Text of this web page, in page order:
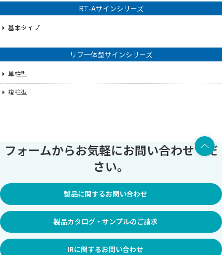
RT-Aサインシリーズ
基本タイプ
リブ一体型サインシリーズ
単柱型
複柱型
フォームからお気軽にお問い合わせくだ
さい。
製品に関するお問い合わせ
製品カタログ・サンプルのご請求
IRに関するお問い合わせ